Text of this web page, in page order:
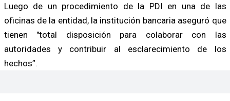
Luego de un procedimiento de la PDI en una de las
oficinas de la entidad, la institución bancaria aseguró que
tienen "total disposición para colaborar con las
autoridades y contribuir al esclarecimiento de los
hechos”.